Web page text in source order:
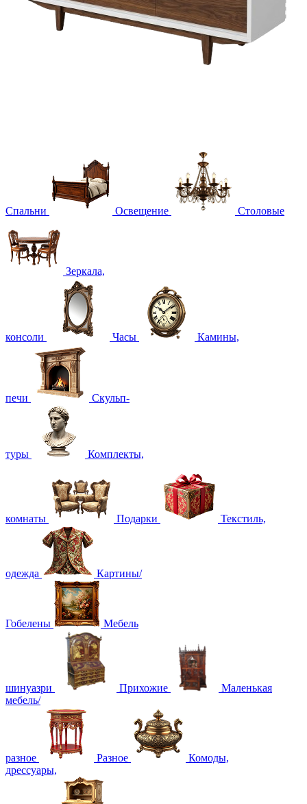
Спальни Освещение Столовые
Зеркала,
консоли Часы Камины,
печи Скульп-
туры Комплекты,
комнаты Подарки Текстиль,
одежда Картины/
Гобелены Мебель
шинуазри Прихожие
Маленькая
мебель/
разное Разное
Комоды,
дрессуары,